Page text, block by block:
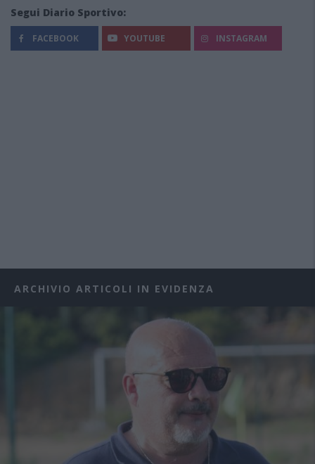
Segui Diario Sportivo:
FACEBOOK YOUTUBE INSTAGRAM
ARCHIVIO ARTICOLI IN EVIDENZA